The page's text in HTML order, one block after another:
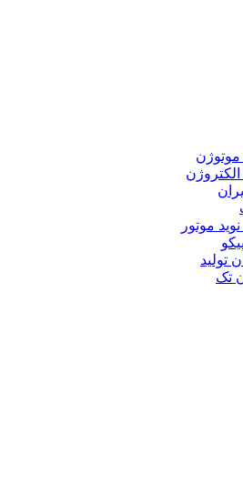
موتور
تولید
تک